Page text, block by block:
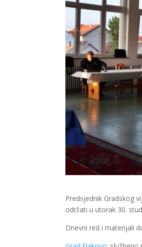
Predsjednik Gradskog
održati u utorak 30.
Dnevni red i materijali